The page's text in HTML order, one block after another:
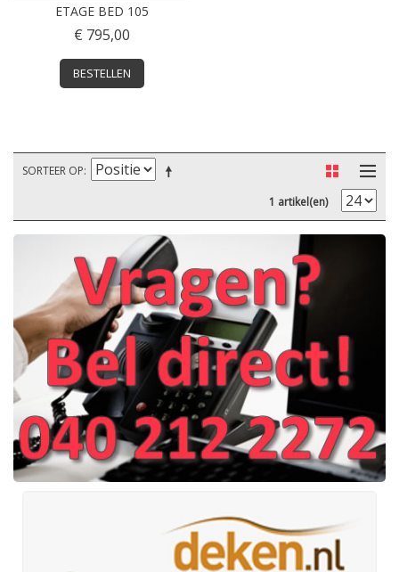
ETAGE BED 105
€ 795,00
BESTELLEN
SORTEER OP
1 artikel(en)